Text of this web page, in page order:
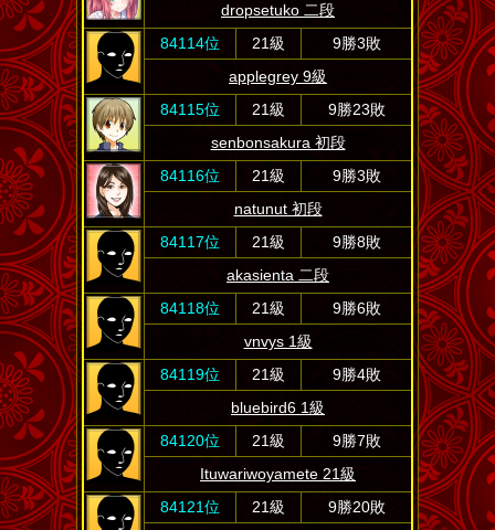
dropsetuko 二段
84114位
21級
9勝3敗
applegrey 9級
84115位
21級
9勝23敗
senbonsakura 初段
84116位
21級
9勝3敗
natunut 初段
84117位
21級
9勝8敗
akasienta 二段
84118位
21級
9勝6敗
vnvys 1級
84119位
21級
9勝4敗
bluebird6 1級
84120位
21級
9勝7敗
Ituwariwoyamete 21級
84121位
21級
9勝20敗